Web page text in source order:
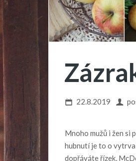
22.8.2019
Mnoho mužů i žen si
hubnutí je to o
dopřáváte řízek,